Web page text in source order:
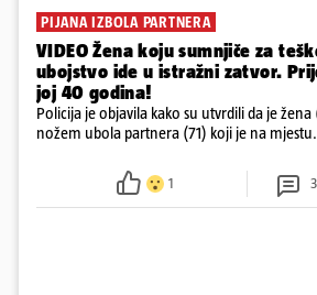
PIJANA IZBOLA PARTNERA
VIDEO Žena koju sumnjiče za
ubojstvo ide u istražni zatvor.
joj 40 godina!
Policija je objavila kako su utvrdili da je žena
nožem ubola partnera (71) koji je na mjestu
ispitali i poslali u istražni zatvor
1